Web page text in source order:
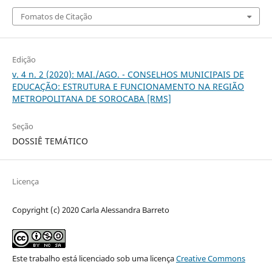
Fomatos de Citação
Edição
v. 4 n. 2 (2020): MAI./AGO. - CONSELHOS MUNICIPAIS DE
EDUCAÇÃO: ESTRUTURA E FUNCIONAMENTO NA REGIÃO
METROPOLITANA DE SOROCABA [RMS]
Seção
DOSSIÊ TEMÁTICO
Licença
Copyright (c) 2020 Carla Alessandra Barreto
Este trabalho está licenciado sob uma licençaCreative Commons